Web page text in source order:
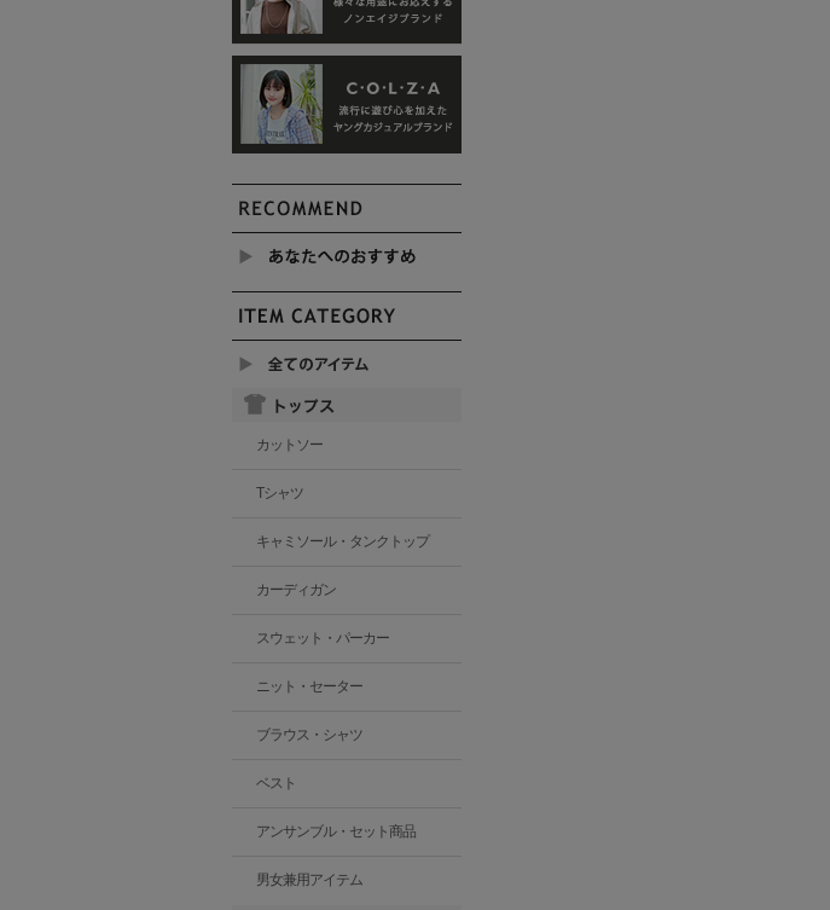
カットソー
Tシャツ
キャミソール・タンクトップ
カーディガン
スウェット・パーカー
ニット・セーター
ブラウス・シャツ
ベスト
アンサンブル・セット商品
男女兼用アイテム